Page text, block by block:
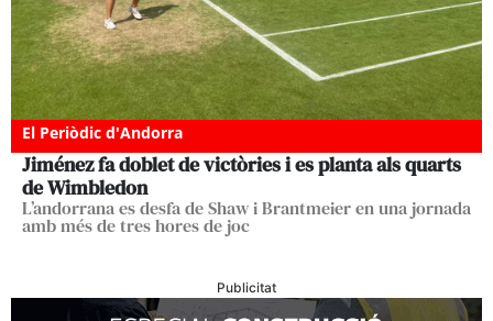
El Periòdic d'Andorra
Jiménez fa doblet de victòries i es planta als quarts
de Wimbledon
L’andorrana es desfa de Shaw i Brantmeier en una jornada
amb més de tres hores de joc
Publicitat